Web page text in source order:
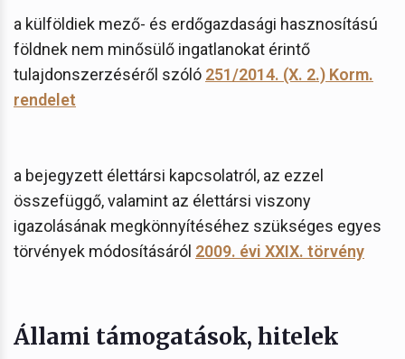
a külföldiek mező- és erdőgazdasági hasznosítású
földnek nem minősülő ingatlanokat érintő
tulajdonszerzéséről szóló 251/2014. (X. 2.) Korm.
rendelet
a bejegyzett élettársi kapcsolatról, az ezzel
összefüggő, valamint az élettársi viszony
igazolásának megkönnyítéséhez szükséges egyes
törvények módosításáról 2009. évi XXIX. törvény
Állami támogatások, hitelek